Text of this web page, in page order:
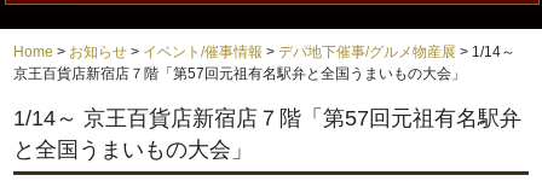
Home > お知らせ > イベント/催事情報 >デパ地下催事/グルメ物産展 > 1/14～
京王百貨店新宿店７階「第57回元祖有名駅弁と全国うまいもの大会」
1/14～ 京王百貨店新宿店７階「第57回元祖有名駅弁
と全国うまいもの大会」